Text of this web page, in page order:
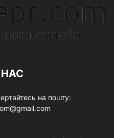
на пошту: